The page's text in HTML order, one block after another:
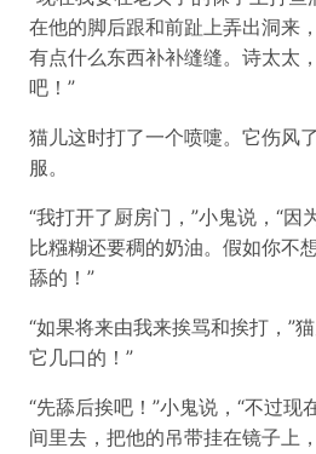
在他的脚后跟和前趾上弄出洞来
有点什么东西补补缝缝。诗太太
吧！”
猫儿这时打了一个喷嚏。它伤风
服。
“我打开了厨房门，”小鬼说，“
比糨糊还要稠的奶油。假如你不
舔的！”
“如果将来由我来挨骂和挨打，”
它几口的！”
“先舔后挨吧！”小鬼说，“不过现
间里去，把他的吊带挂在镜子上